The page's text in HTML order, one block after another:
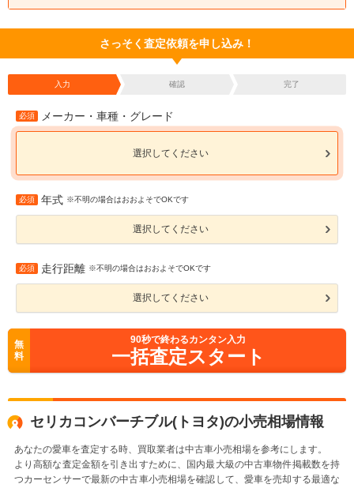
さっそく査定依頼を申し込み！
入力 確認 完了
必須 メーカー・車種・グレード
選択してください
必須 年式 ※不明の場合はおおよそでOKです
選択してください
必須 走行距離 ※不明の場合はおおよそでOKです
選択してください
無
料
90秒で終わるカンタン入力
一括査定スタート
セリカコンバーチブル(トヨタ)の小売相場情報
あなたの愛車を査定する時、買取業者は中古車小売相場を参考にします。
より高額な査定金額を引き出すために、国内最大級の中古車物件掲載数を持
つカーセンサーで最新の中古車小売相場を確認して、愛車を売却する最適な